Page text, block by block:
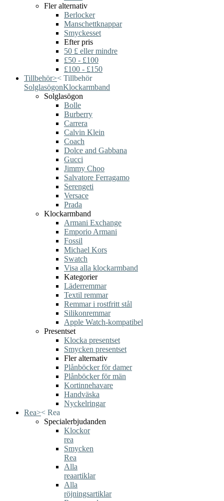
Fler alternativ
Berlocker
Manschettknappar
Smyckesset
Efter pris
50 £ eller mindre
£50 - £100
£100 - £150
Tillbehör>< Tillbehör
SolglasögonKlockarmband
Solglasögon
Bolle
Burberry
Carrera
Calvin Klein
Coach
Dolce and Gabbana
Gucci
Jimmy Choo
Salvatore Ferragamo
Serengeti
Versace
Prada
Klockarmband
Armani Exchange
Emporio Armani
Fossil
Michael Kors
Swatch
Visa alla klockarmband
Kategorier
Läderremmar
Textil remmar
Remmar i rostfritt stål
Silikonremmar
Apple Watch-kompatibel
Presentset
Klocka presentset
Smycken presentset
Fler alternativ
Plånböcker för damer
Plånböcker för män
Kortinnehavare
Handväska
Nyckelringar
Rea>< Rea
Specialerbjudanden
Klockor
rea
Smycken
Rea
Alla
reaartiklar
Alla
röjningsartiklar